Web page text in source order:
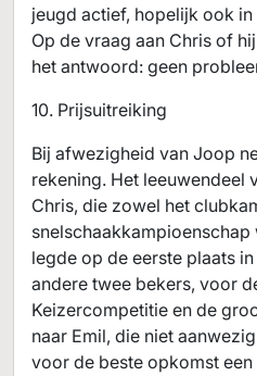
jeugd actief, hopelijk ook
Op de vraag aan Chris of
het antwoord: geen
10. Prijsuitreiking
Bij afwezigheid van Joop
rekening. Het leeuwendeel
Chris, die zowel het
legde op de eerste plaats
andere twee bekers, voor
Keizercompetitie en de
naar Emil, die niet
voor de beste opkomst